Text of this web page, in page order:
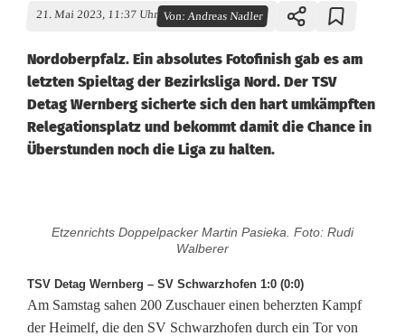
21. Mai 2023, 11:37 Uhr Von:Andreas Nadler
Nordoberpfalz. Ein absolutes Fotofinish gab es am
letzten Spieltag der Bezirksliga Nord. Der TSV
Detag Wernberg sicherte sich den hart umkämpften
Relegationsplatz und bekommt damit die Chance in
Überstunden noch die Liga zu halten.
z
i
Etzenrichts Doppelpacker Martin Pasieka. Foto: Rudi
Walberer
TSV Detag Wernberg – SV Schwarzhofen 1:0 (0:0)
Am Samstag sahen 200 Zuschauer einen beherzten Kampf
der Heimelf, die den SV Schwarzhofen durch ein Tor von